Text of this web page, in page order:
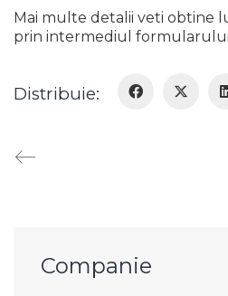
Mai multe detalii veti obtine
prin intermediul
Distribuie:
Companie